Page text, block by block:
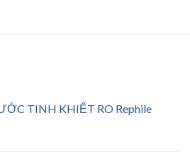
TINH KHIẾT RO Rephile